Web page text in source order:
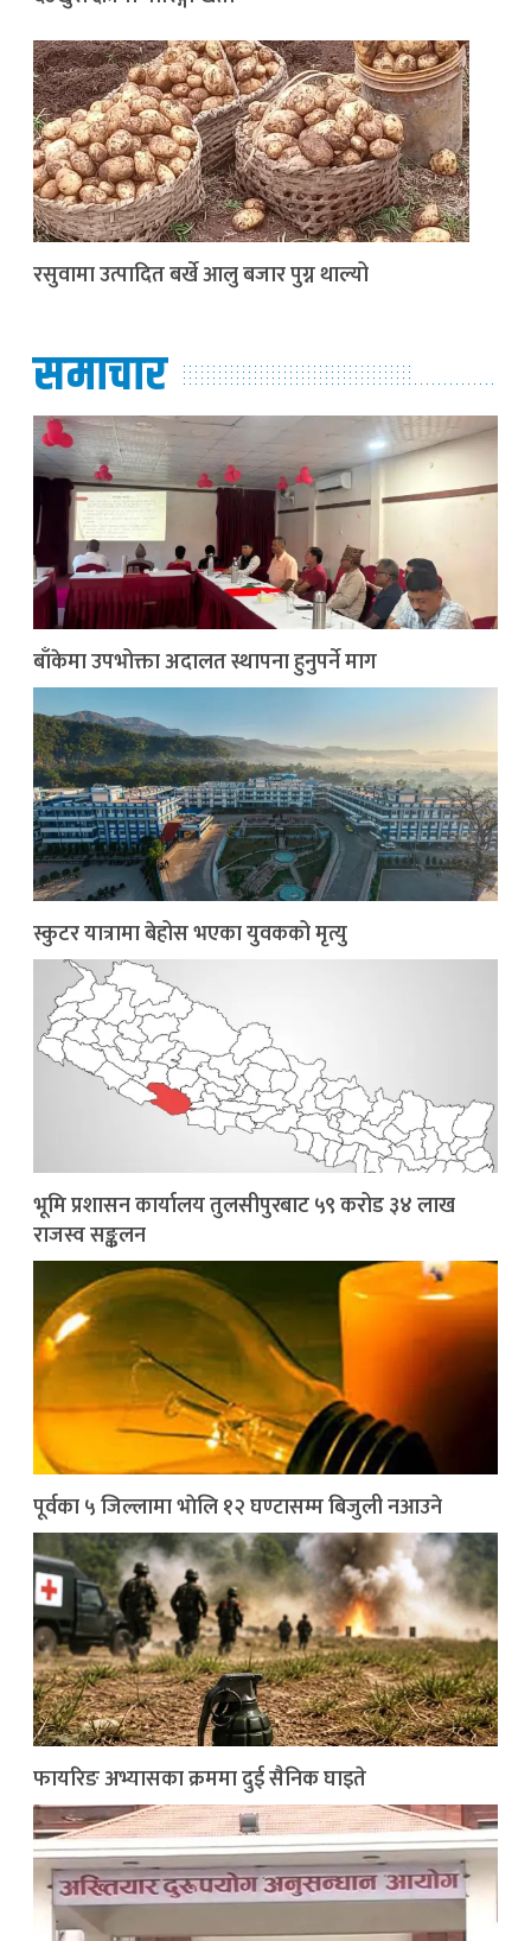
रसुवामा उत्पादित बर्खे आलु बजार पुग्न थाल्यो
समाचार
बाँकेमा उपभोक्ता अदालत स्थापना हुनुपर्ने माग
स्कुटर यात्रामा बेहोस भएका युवकको मृत्यु
भूमि प्रशासन कार्यालय तुलसीपुरबाट ५९ करोड ३४ लाख
राजस्व सङ्कलन
पूर्वका ५ जिल्लामा भाेलि १२ घण्टासम्म बिजुली नआउने
फायरिङ अभ्यासका क्रममा दुई सैनिक घाइते